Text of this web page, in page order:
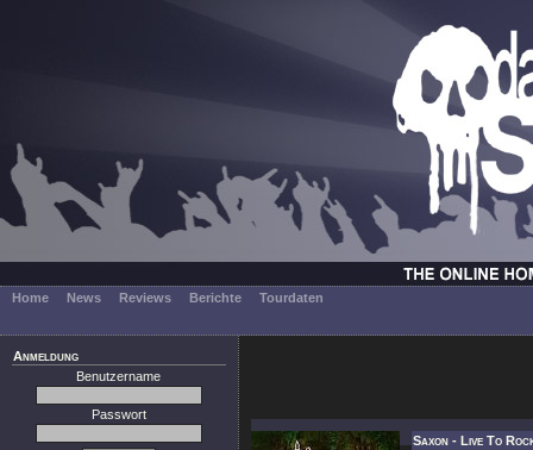
Home News Reviews Berichte Tourdaten
Anmeldung
Benutzername
Passwort
Saxon - Live To